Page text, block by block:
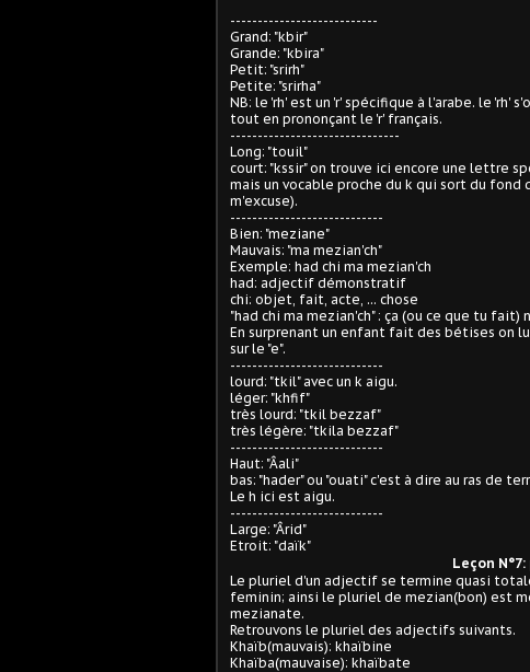
---------------------------
Grand: "kbir"
Grande: "kbira"
Petit: "srirh"
Petite: "srirha"
NB: le 'rh' est un 'r' spécifique à l'arabe. le
tout en prononçant le 'r' français.
-------------------------------
Long: "touil"
court: "kssir" on trouve ici encore une lettre
mais un vocable proche du k qui sort du
m'excuse).
----------------------------
Bien: "meziane"
Mauvais: "ma mezian'ch"
Exemple: had chi ma mezian'ch
had: adjectif démonstratif
chi: objet, fait, acte, ... chose
"had chi ma mezian'ch" : ça (ou ce que tu fait)
En surprenant un enfant fait des bétises on
sur le "e".
----------------------------
lourd: "tkil" avec un k aigu.
léger: "khfif"
très lourd: "tkil bezzaf"
très légère: "tkila bezzaf"
----------------------------
Haut: "Âali"
bas: "hader" ou "ouati" c'est à dire au ras de
Le h ici est aigu.
----------------------------
Large: "Ârid"
Etroit: "daïk"
Leçon
Le pluriel d'un adjectif se termine quasi
feminin; ainsi le pluriel de mezian(bon) est
mezianate.
Retrouvons le pluriel des adjectifs suivants.
Khaïb(mauvais): khaïbine
Khaïba(mauvaise): khaïbate